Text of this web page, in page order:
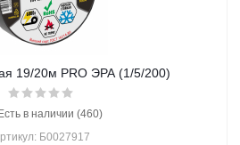
19/20м PRO ЭРА (1/5/200)
Есть в наличии (460)
Б0027917